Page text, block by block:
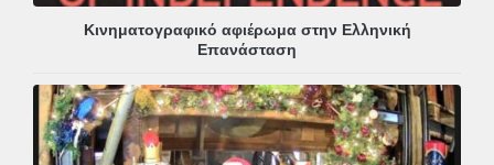
Κινηματογραφικό αφιέρωμα στην Ελληνική
Επανάσταση